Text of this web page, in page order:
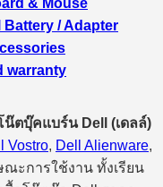
& Mouse
Battery / Adapter
warranty
ตบุ๊คแบร์น Dell (เดลล์)
Vostro, Dell Alienware,
ะการใช้งาน ทั้งเรียน